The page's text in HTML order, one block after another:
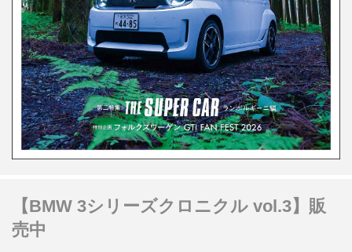
【BMW 3シリーズクロニクル vol.3】販
売中